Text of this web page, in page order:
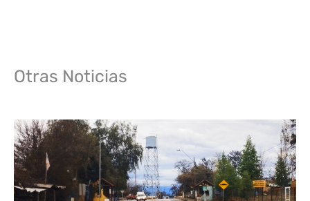
Otras Noticias